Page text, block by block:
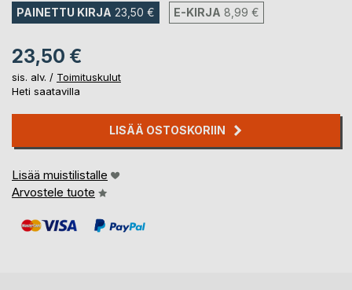
PAINETTU KIRJA 23,50 € E-KIRJA 8,99 €
23,50 €
sis. alv. / Toimituskulut
Heti saatavilla
LISÄÄ OSTOSKORIIN
Lisää muistilistalle
Arvostele tuote